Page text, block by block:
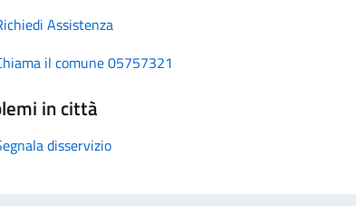
Assistenza
il comune 05757321
in città
disservizio